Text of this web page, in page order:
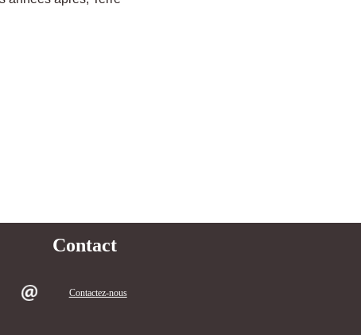
Contact
Contactez-nous